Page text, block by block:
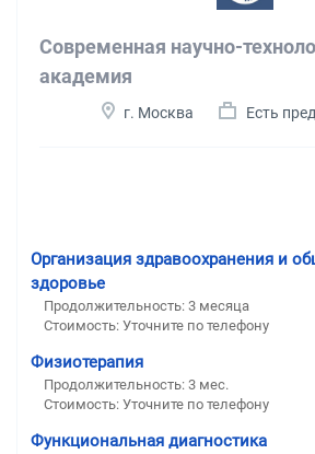
Современная научно-
академия
г. Москва Есть
Организация здравоохранения и
здоровье
Продолжительность: 3 месяца
Стоимость: Уточните по телефону
Физиотерапия
Продолжительность: 3 мес.
Стоимость: Уточните по телефону
Функциональная диагностика